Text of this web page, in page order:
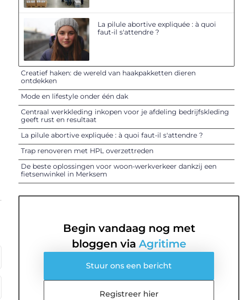
La pilule abortive expliquée : à quoi
faut-il s'attendre ?
Creatief haken: de wereld van haakpakketten dieren
ontdekken
Mode en lifestyle onder één dak
Centraal werkkleding inkopen voor je afdeling bedrijfskleding
geeft rust en resultaat
La pilule abortive expliquée : à quoi faut-il s'attendre ?
Trap renoveren met HPL overzettreden
De beste oplossingen voor woon-werkverkeer dankzij een
fietsenwinkel in Merksem
Begin vandaag nog met
bloggen via Agritime
Stuur ons een bericht
Registreer hier